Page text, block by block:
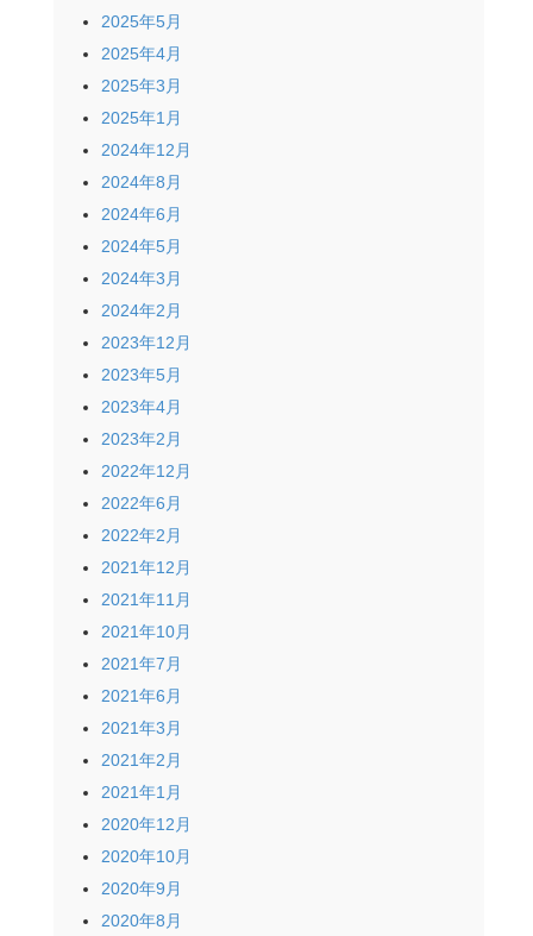
2025年5月
2025年4月
2025年3月
2025年1月
2024年12月
2024年8月
2024年6月
2024年5月
2024年3月
2024年2月
2023年12月
2023年5月
2023年4月
2023年2月
2022年12月
2022年6月
2022年2月
2021年12月
2021年11月
2021年10月
2021年7月
2021年6月
2021年3月
2021年2月
2021年1月
2020年12月
2020年10月
2020年9月
2020年8月